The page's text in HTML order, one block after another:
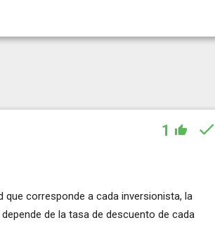
1
corresponde a cada inversionista, la
de la tasa de descuento de cada